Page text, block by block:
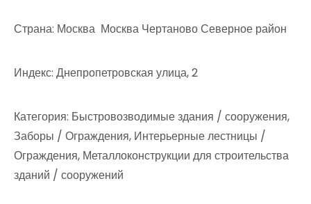
Страна: Москва Москва Чертаново Северное район
Индекс: Днепропетровская улица, 2
Категория: Быстровозводимые здания / сооружения,
Заборы / Ограждения, Интерьерные лестницы /
Ограждения, Металлоконструкции для строительства
зданий / сооружений